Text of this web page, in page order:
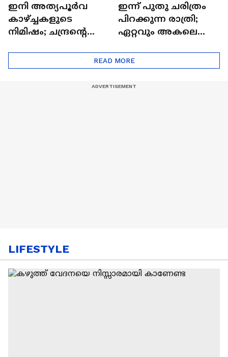
ഇനി അത്യപൂര്‍വ
കാഴ്ച്ചകളുടെ
നിമിഷം; ചന്ദ്രന്റെ
ഒറിയോണിന്റെ യാത്ര
ആരംഭിച്ചു
ഇന്ന് പുതു ചരിത്രം
പിറക്കുന്ന രാത്രി;
ഏറ്റവും അകലെ
READ MORE
LIFESTYLE